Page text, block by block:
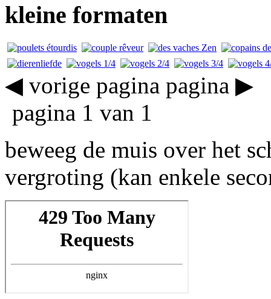
kleine formaten
◀ vorige pagina pagina ▶
pagina 1 van 1
beweeg de muis over het
vergroting (kan enkele